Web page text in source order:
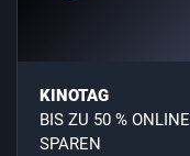
KINOTAG
BIS ZU 50 % ONLINE
SPAREN